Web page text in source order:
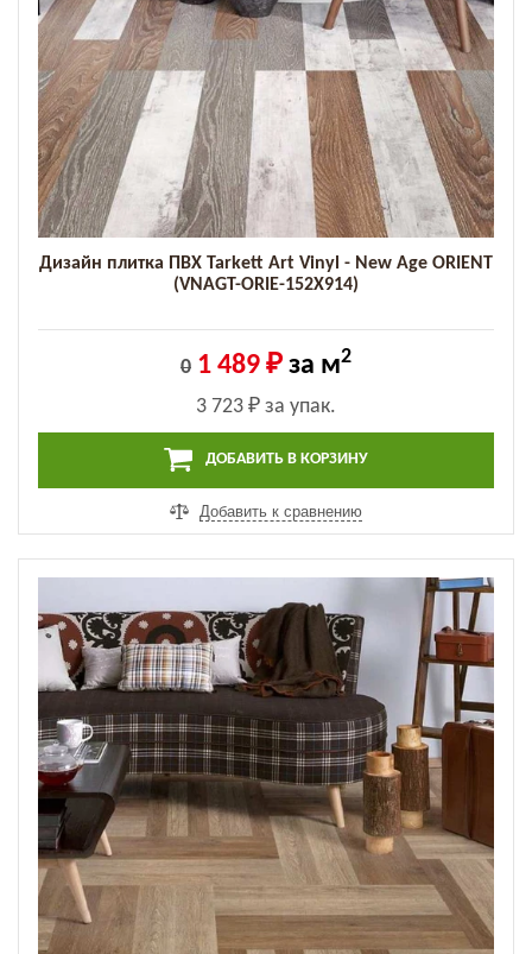
Дизайн плитка ПВХ Tarkett Art Vinyl - New Age ORIENT
(VNAGT-ORIE-152X914)
0 1 489 ₽ за м2
3 723 ₽ за упак.
ДОБАВИТЬ В КОРЗИНУ
Добавить к сравнению